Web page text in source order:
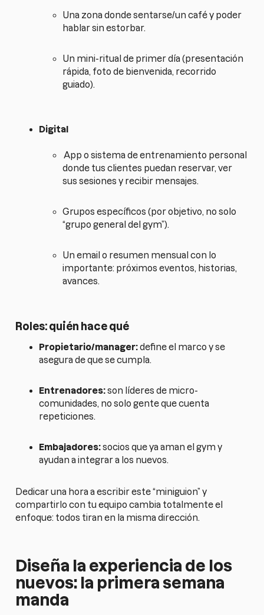
Una zona donde sentarse/un café y poder
hablar sin estorbar.
Un mini-ritual de primer día (presentación
rápida, foto de bienvenida, recorrido
guiado).
Digital
App o sistema de entrenamiento personal
donde tus clientes puedan reservar, ver
sus sesiones y recibir mensajes.
Grupos específicos (por objetivo, no solo
“grupo general del gym”).
Un email o resumen mensual con lo
importante: próximos eventos, historias,
avances.
Roles: quién hace qué
Propietario/manager:define el marco y se
asegura de que se cumpla.
Entrenadores:son líderes de micro-
comunidades, no solo gente que cuenta
repeticiones.
Embajadores:socios que ya aman el gym y
ayudan a integrar a los nuevos.
Dedicar una hora a escribir este “miniguion” y
compartirlo con tu equipo cambia totalmente el
enfoque: todos tiran en la misma dirección.
Diseña la experiencia de los
nuevos: la primera semana
manda